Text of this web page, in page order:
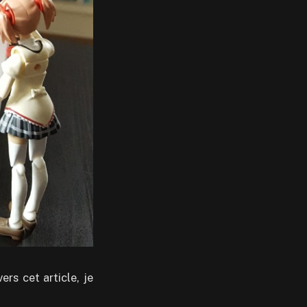
cet article, je